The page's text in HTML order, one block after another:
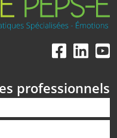
professionnels